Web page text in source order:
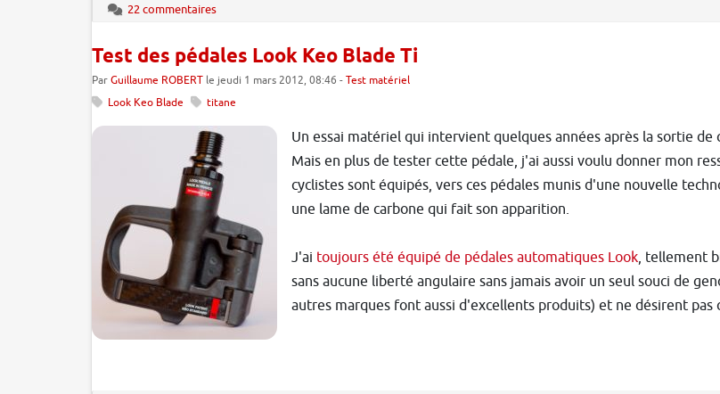
22 commentaires
Test des pédales Look Keo Blade Ti
Par Guillaume ROBERT le jeudi 1 mars 2012, 08:46 - Test matériel
Look Keo Blade
titane
Un essai matériel qui intervient quelques années après la sortie de
Mais en plus de tester cette pédale, j'ai aussi voulu donner mon
cyclistes sont équipés, vers ces pédales munis d'une nouvelle
une lame de carbone qui fait son apparition.
J'ai toujours été équipé de pédales automatiques Look, tellement
sans aucune liberté angulaire sans jamais avoir un seul souci de
autres marques font aussi d'excellents produits) et ne désirent pas